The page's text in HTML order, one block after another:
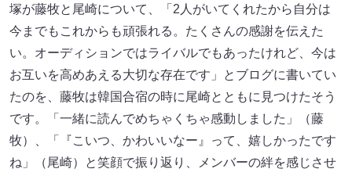
塚が藤牧と尾崎について、「2人がいてくれたから自分は
今までもこれからも頑張れる。たくさんの感謝を伝えた
い。オーディションではライバルでもあったけれど、今は
お互いを高めあえる大切な存在です」とブログに書いてい
たのを、藤牧は韓国合宿の時に尾崎とともに見つけたそう
です。「一緒に読んでめちゃくちゃ感動しました」（藤
牧）、「『こいつ、かわいいなー』って、嬉しかったです
ね」（尾崎）と笑顔で振り返り、メンバーの絆を感じさせ